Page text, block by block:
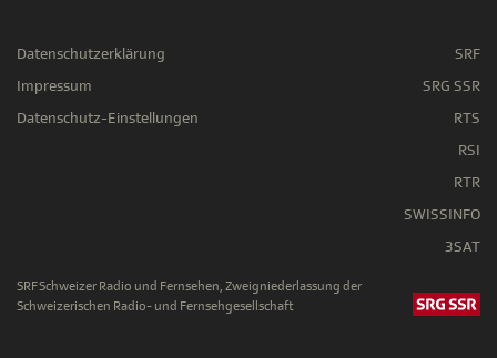
Datenschutzerklärung
Impressum
Datenschutz-Einstellungen
SRF
SRG SSR
RTS
RSI
RTR
SWISSINFO
3SAT
SRF Schweizer Radio und Fernsehen, Zweigniederlassung der
Schweizerischen Radio- und Fernsehgesellschaft